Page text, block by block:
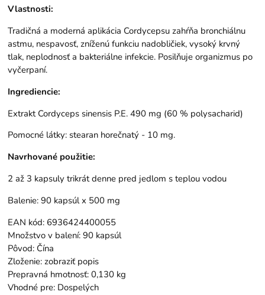
Vlastnosti:
Tradičná a moderná aplikácia Cordycepsu zahŕňa bronchiálnu
astmu, nespavosť, zníženú funkciu nadobličiek, vysoký krvný
tlak, neplodnosť a bakteriálne infekcie. Posilňuje organizmus po
vyčerpaní.
Ingrediencie:
Extrakt Cordyceps sinensis P.E. 490 mg (60 % polysacharid)
Pomocné látky: stearan horečnatý - 10 mg.
Navrhované použitie:
2 až 3 kapsuly trikrát denne pred jedlom s teplou vodou
Balenie: 90 kapsúl x 500 mg
EAN kód: 6936424400055
Množstvo v balení: 90 kapsúl
Pôvod: Čína
Zloženie: zobraziť popis
Prepravná hmotnosť: 0,130 kg
Vhodné pre: Dospelých